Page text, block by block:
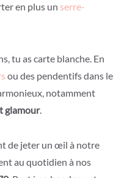
en plus un serre-
tu as carte blanche. En
ou des pendentifs dans le
notamment
glamour.
de jeter un œil à notre
au quotidien à nos